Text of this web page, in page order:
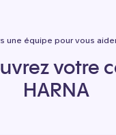
une équipe pour vous
votre
HARNA